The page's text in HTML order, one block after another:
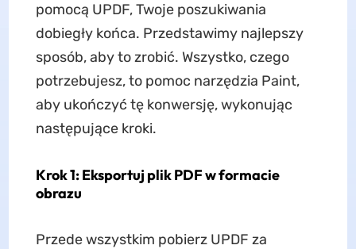
pomocą UPDF, Twoje poszukiwania
dobiegły końca. Przedstawimy najlepszy
sposób, aby to zrobić. Wszystko, czego
potrzebujesz, to pomoc narzędzia Paint,
aby ukończyć tę konwersję, wykonując
następujące kroki.
Krok 1: Eksportuj plik PDF w formacie
obrazu
Przede wszystkim pobierz UPDF za